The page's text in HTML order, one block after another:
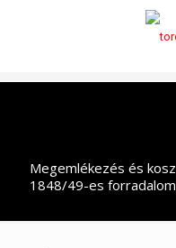
Megemlékezés és
1848/49-es